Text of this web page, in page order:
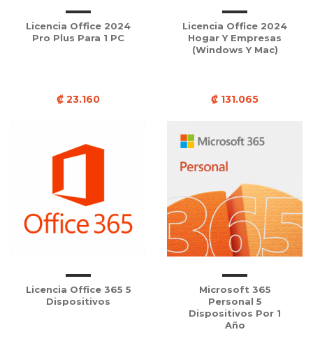
Licencia Office 2024
Pro Plus Para 1 PC
₡ 23.160
Licencia Office 2024
Hogar Y Empresas
(Windows Y Mac)
₡ 131.065
Licencia Office 365 5
Dispositivos
Microsoft 365
Personal 5
Dispositivos Por 1
Año